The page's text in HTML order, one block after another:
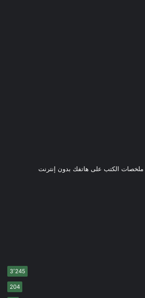
الكتب على هاتفك بدون إنترنت
3٬245
204